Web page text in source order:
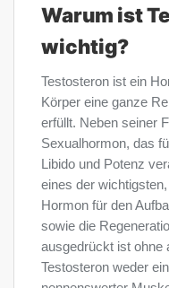
Warum ist
wichtig?
Testosteron ist ein
Körper eine ganze
erfüllt. Neben seiner
Sexualhormon, das
Libido und Potenz
eines der
Hormon für den
sowie die
ausgedrückt ist ohne
Testosteron weder